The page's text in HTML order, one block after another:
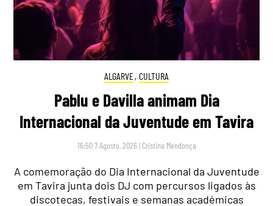
ALGARVE, CULTURA
Pablu e Davilla animam Dia
Internacional da Juventude em Tavira
16:50 7 Agosto, 2026 | Cristina Mendonça
A comemoração do Dia Internacional da Juventude
em Tavira junta dois DJ com percursos ligados às
discotecas, festivais e semanas académicas